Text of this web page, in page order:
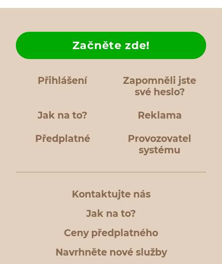
Přihlášení
Zapomněli jste
své heslo?
Jak na to?
Začněte zde!
Reklama
Předplatné
Provozovatel
systému
Kontaktujte nás
Jak na to?
Ceny předplatného
Navrhněte nové služby